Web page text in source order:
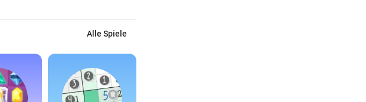
Alle Spiele